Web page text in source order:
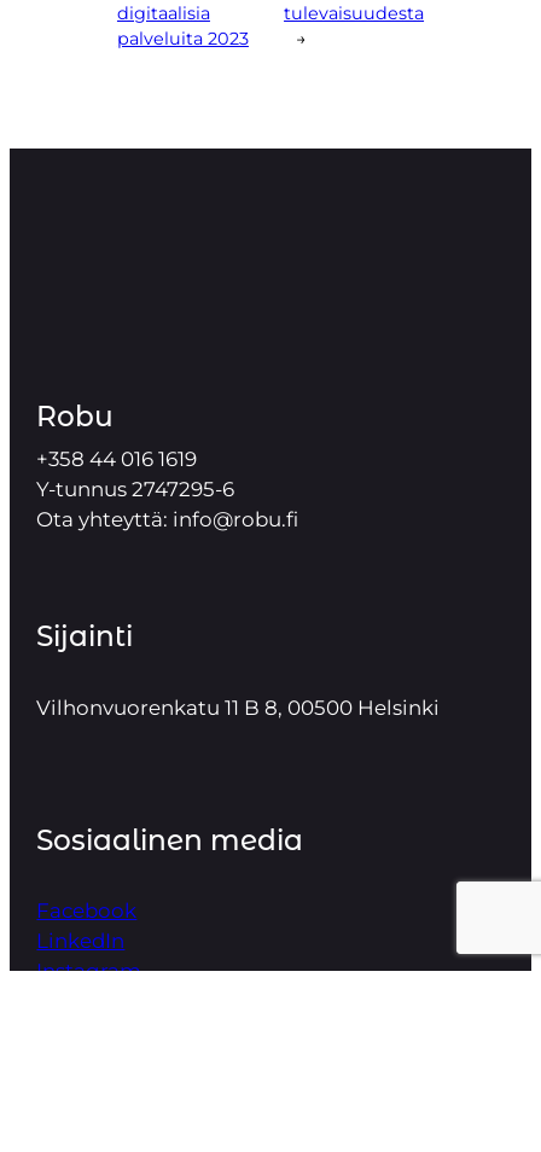
digitaalisia
palveluita 2023
tulevaisuudesta
→
Robu
+358 44 016 1619
Y-tunnus 2747295-6
Ota yhteyttä: info@robu.fi
Sijainti
Vilhonvuorenkatu 11 B 8, 00500 Helsinki
Sosiaalinen media
Facebook
LinkedIn
Instagram